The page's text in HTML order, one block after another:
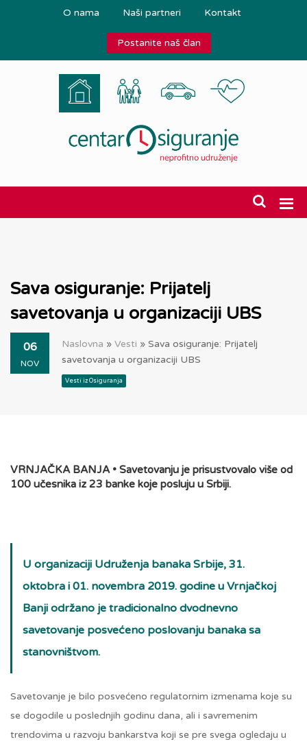
O nama Naši partneri Kontakt
Postanite naš član
Sava osiguranje: Prijatelj
savetovanja u organizaciji UBS
06
NOV
Naslovna » Vesti » Sava osiguranje: Prijatelj
savetovanja u organizaciji UBS
Vesti iz Osiguranja
VRNJAČKA BANJA • Savetovanju je prisustvovalo više od
100 učesnika iz 23 banke koje posluju u Srbiji.
U organizaciji Udruženja banaka Srbije, 31.
oktobra i 01. novembra 2019. godine u Vrnjačkoj
Banji održano je tradicionalno dvodnevno
savetovanje posvećeno poslovanju banaka sa
stanovništvom.
Savetovanje je bilo posvećeno regulatornim izmenama koje su
se dogodile u poslednjih godinu dana, ali i savremenim
trendovima u razvoju bankarstva koji se pre svega ogledaju u